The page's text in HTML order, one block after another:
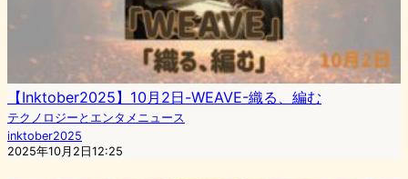
【Inktober2025】10月2日-WEAVE-織る、編む
テクノロジーとエンタメニュース
inktober2025
2025年10月2日12:25